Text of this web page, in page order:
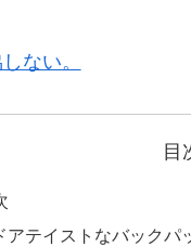
ない。
目
アテイストなバックパ